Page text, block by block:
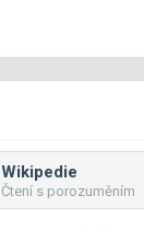
Wikipedie
Čtení s porozuměním